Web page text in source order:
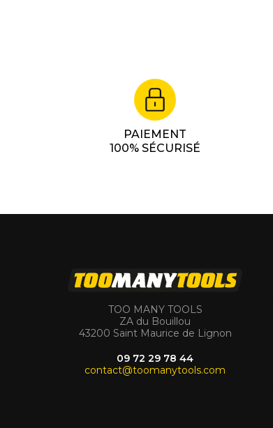
PAIEMENT
100% SÉCURISÉ
TOO MANY TOOLS
ZA du Bouillou
43200 Saint Maurice de Lignon
09 72 29 78 44
contact@toomanytools.com